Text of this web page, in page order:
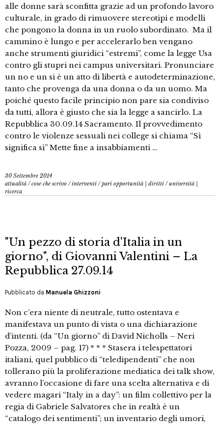
alle donne sarà sconfitta grazie ad un profondo lavoro
culturale, in grado di rimuovere stereotipi e modelli
che pongono la donna in un ruolo subordinato. Ma il
cammino è lungo e per accelerarlo ben vengano
anche strumenti giuridici “estremi”, come la legge Usa
contro gli stupri nei campus universitari. Pronunciare
un no e un si è un atto di libertà e autodeterminazione,
tanto che provenga da una donna o da un uomo. Ma
poiché questo facile principio non pare sia condiviso
da tutti, allora è giusto che sia la legge a sancirlo. La
Repubblica 30.09.14 Sacramento. Il provvedimento
contro le violenze sessuali nei college si chiama “Sì
significa sì” Mette fine a insabbiamenti …
30 Settembre 2014
attualità /cose che scrivo /interventi /pari opportunità | diritti /università |
ricerca
"Un pezzo di storia d'Italia in un
giorno", di Giovanni Valentini – La
Repubblica 27.09.14
Pubblicato da Manuela Ghizzoni
Non c’era niente di neutrale, tutto ostentava e
manifestava un punto di vista o una dichiarazione
d’intenti. (da “Un giorno” di David Nicholls – Neri
Pozza, 2009 – pag. 17) * * * Stasera i telespettatori
italiani, quel pubblico di “teledipendenti” che non
tollerano più la proliferazione mediatica dei talk show,
avranno l’occasione di fare una scelta alternativa e di
vedere magari “Italy in a day”: un film collettivo per la
regia di Gabriele Salvatores che in realtà è un
“catalogo dei sentimenti”; un inventario degli umori,